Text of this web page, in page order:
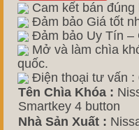
Cam kết bán
Đảm bảo Giá tốt
Đảm bảo Uy Tín –
Mở và làm chìa
quốc.
Điện thoại tư vấn :
Tên Chìa Khóa :
Smartkey 4 button
Nhà Sản Xuất :